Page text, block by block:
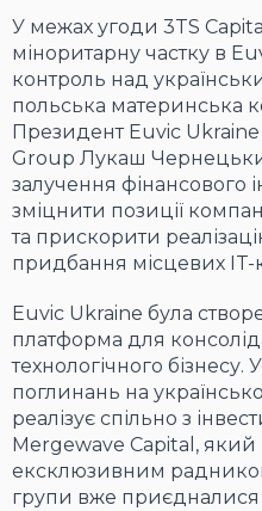
У межах угоди 3TS
міноритарну частку в
контроль над
польська материнська
Президент Euvic
Group Лукаш
залучення фінансового
зміцнити позиції
та прискорити
придбання місцевих IT-
Euvic Ukraine була
платформа для
технологічного бізнесу.
поглинань на
реалізує спільно з
Mergewave Capital, який
ексклюзивним
групи вже приєдналися